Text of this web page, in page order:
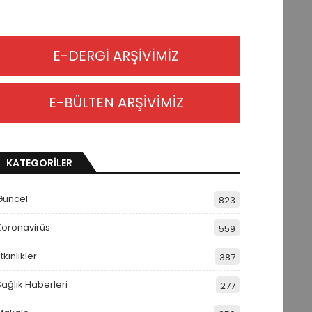
E-DERGİ ARŞİVİMİZ
E-BÜLTEN ARŞİVİMİZ
KATEGORİLER
823
559
387
Haberleri 277